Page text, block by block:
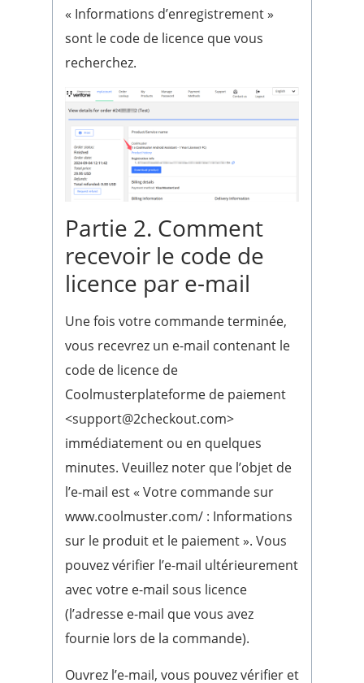
« Informations d’enregistrement »
sont le code de licence que vous
recherchez.
Partie 2. Comment
recevoir le code de
licence par e-mail
Une fois votre commande terminée,
vous recevrez un e-mail contenant le
code de licence de
Coolmusterplateforme de paiement
<support@2checkout.com>
immédiatement ou en quelques
minutes. Veuillez noter que l’objet de
l’e-mail est « Votre commande sur
www.coolmuster.com/ : Informations
sur le produit et le paiement ». Vous
pouvez vérifier l’e-mail ultérieurement
avec votre e-mail sous licence
(l’adresse e-mail que vous avez
fournie lors de la commande).
Ouvrez l’e-mail, vous pouvez vérifier et